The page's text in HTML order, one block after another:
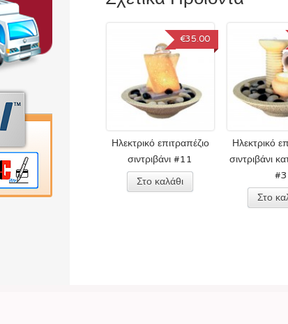
Ηλεκτρικό επιτραπέζιο
σιντριβάνι #11
€35.00
Στο καλάθι
Ηλεκτρικό
σιντριβάνι
#3
Στο